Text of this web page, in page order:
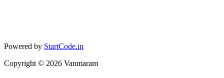
Powered by StartCode.in
Copyright © 2026 Vanmaram